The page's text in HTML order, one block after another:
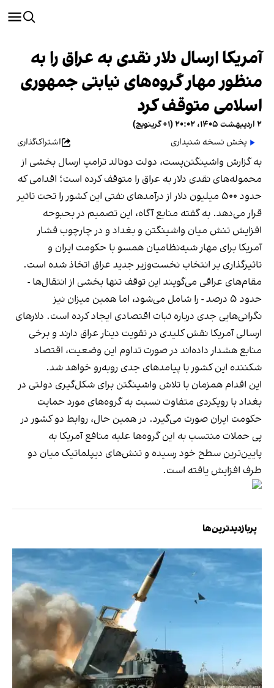
آمریکا ارسال دلار نقدی به عراق را به
منظور مهار گروه‌های نیابتی جمهوری
اسلامی متوقف کرد
۲ اردیبهشت ۱۴۰۵، ۲۰:۰۲ (‎+۱ گرینویچ)
پخش نسخه شنیداری
اشتراک‌گذاری
به گزارش واشینگتن‌پست، دولت دونالد ترامپ ارسال بخشی از
محموله‌های نقدی دلار به عراق را متوقف کرده است؛ اقدامی که
حدود ۵۰۰ میلیون دلار از درآمدهای نفتی این کشور را تحت تاثیر
قرار می‌دهد. به گفته منابع آگاه، این تصمیم در بحبوحه
افزایش تنش میان واشینگتن و بغداد و در چارچوب فشار
آمریکا برای مهار شبه‌نظامیان همسو با حکومت ایران و
تاثیرگذاری بر انتخاب نخست‌وزیر جدید عراق اتخاذ شده است.
مقام‌های عراقی می‌گویند این توقف تنها بخشی از انتقال‌ها -
حدود ۵ درصد - را شامل می‌شود، اما همین میزان نیز
نگرانی‌هایی جدی درباره ثبات اقتصادی ایجاد کرده است. دلارهای
ارسالی آمریکا نقش کلیدی در تقویت دینار عراق دارند و برخی
منابع هشدار داده‌اند در صورت تداوم این وضعیت، اقتصاد
شکننده این کشور با پیامدهای جدی روبه‌رو خواهد شد.
این اقدام همزمان با تلاش واشینگتن برای شکل‌گیری دولتی در
بغداد با رویکردی متفاوت نسبت به گروه‌های مورد حمایت
حکومت ایران صورت می‌گیرد. در همین حال، روابط دو کشور در
پی حملات منتسب به این گروه‌ها علیه منافع آمریکا به
پایین‌ترین سطح خود رسیده و تنش‌های دیپلماتیک میان دو
طرف افزایش یافته است.
پربازدیدترین‌ها